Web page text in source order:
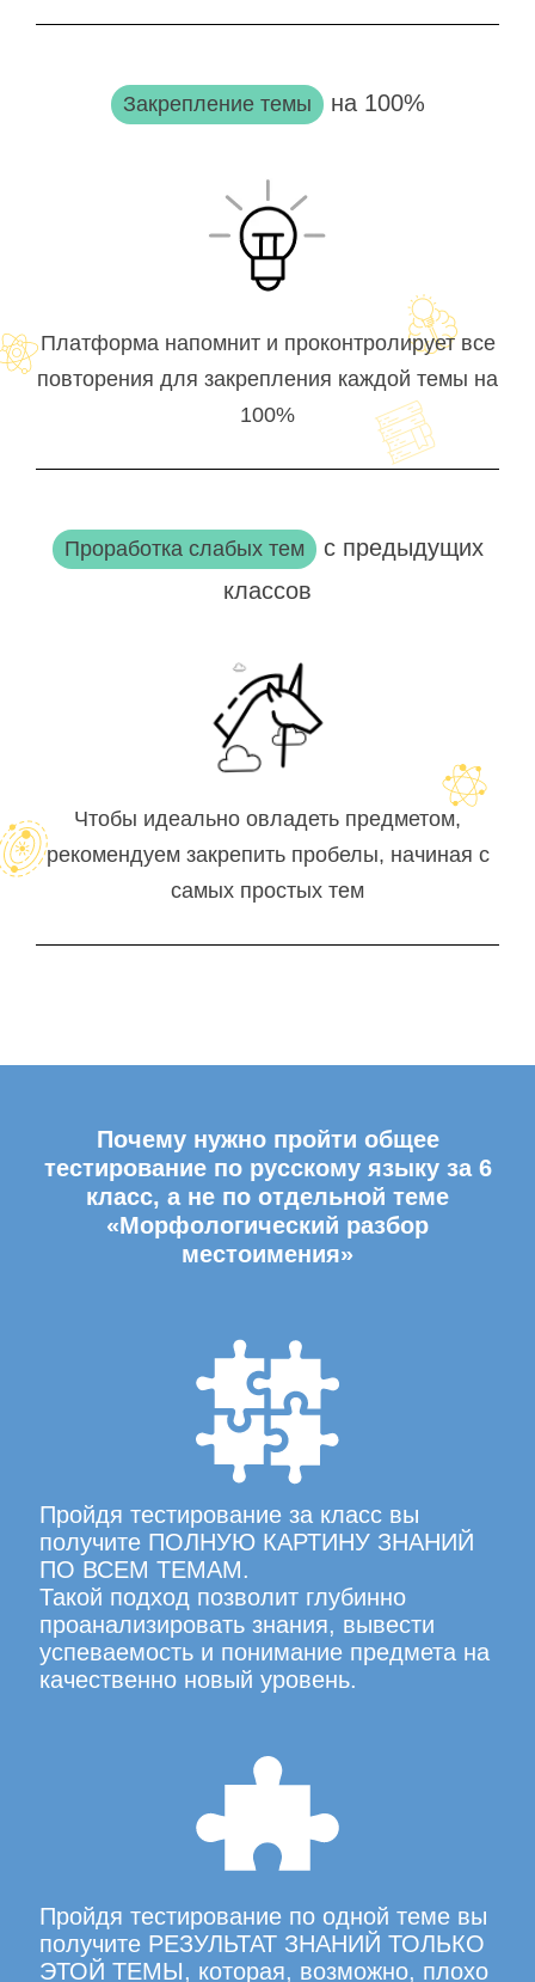
Закрепление темы на 100%
Платформа напомнит и проконтролирует все
повторения для закрепления каждой темы на
100%
Проработка слабых тем с предыдущих
классов
Чтобы идеально овладеть предметом,
рекомендуем закрепить пробелы, начиная с
самых простых тем
Почему нужно пройти общее
тестирование по русскому языку за 6
класс, а не по отдельной теме
«Морфологический разбор
местоимения»
Пройдя тестирование за класс вы
получите ПОЛНУЮ КАРТИНУ ЗНАНИЙ
ПО ВСЕМ ТЕМАМ.
Такой подход позволит глубинно
проанализировать знания, вывести
успеваемость и понимание предмета на
качественно новый уровень.
Пройдя тестирование по одной теме вы
получите РЕЗУЛЬТАТ ЗНАНИЙ ТОЛЬКО
ЭТОЙ ТЕМЫ, которая, возможно, плохо